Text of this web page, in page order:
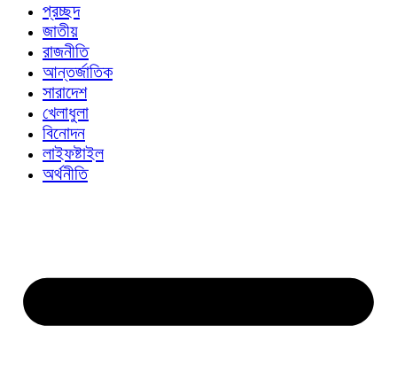
প্রচ্ছদ
জাতীয়
রাজনীতি
আন্তর্জাতিক
সারাদেশ
খেলাধুলা
বিনোদন
লাইফষ্টাইল
অর্থনীতি